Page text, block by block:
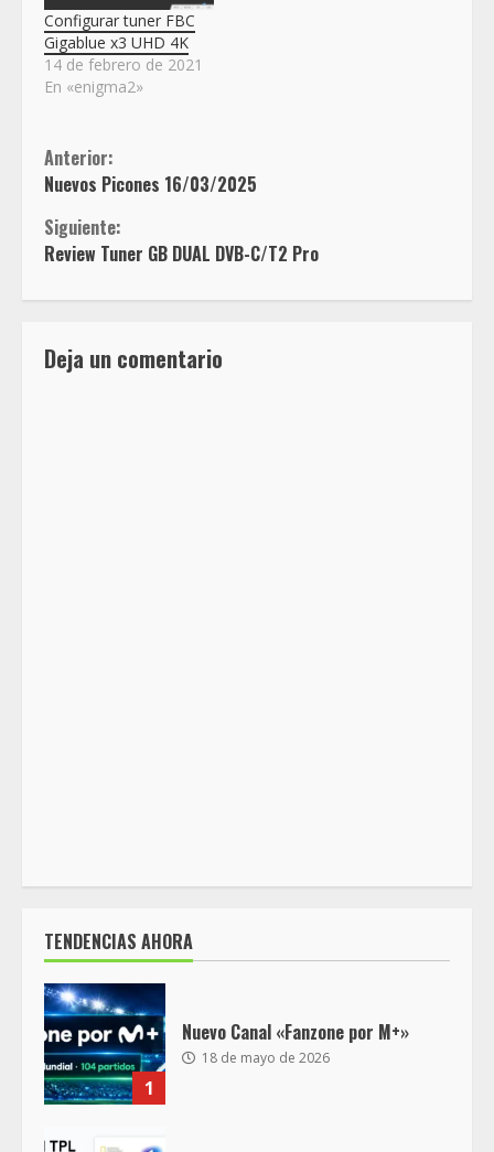
Configurar tuner FBC
Gigablue x3 UHD 4K
14 de febrero de 2021
En «enigma2»
Sigue
leyendo
Anterior:
Nuevos Picones 16/03/2025
Siguiente:
Review Tuner GB DUAL DVB-C/T2 Pro
Deja un comentario
TENDENCIAS AHORA
1
Nuevo Canal «Fanzone por M+»
18 de mayo de 2026